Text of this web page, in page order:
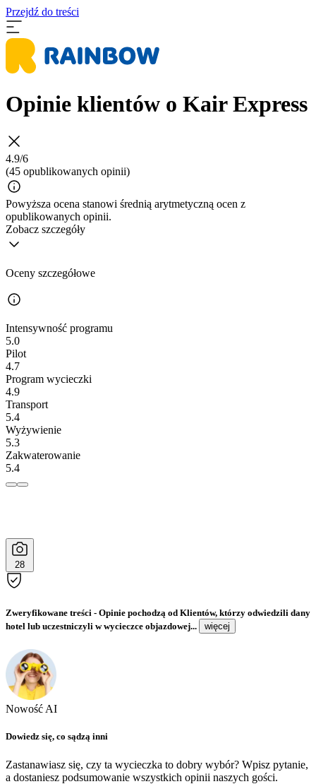
Przejdź do treści
Opinie klientów o Kair Express
4.9/6
(45 opublikowanych opinii)
Powyższa ocena stanowi średnią arytmetyczną ocen z
opublikowanych opinii.
Zobacz szczegóły
Oceny szczegółowe
Intensywność programu
5.0
Pilot
4.7
Program wycieczki
4.9
Transport
5.4
Wyżywienie
5.3
Zakwaterowanie
5.4
28
Zweryfikowane treści - Opinie pochodzą od Klientów, którzy odwiedzili dany
hotel lub uczestniczyli w wycieczce objazdowej...
więcej
Nowość AI
Dowiedz się, co sądzą inni
Zastanawiasz się, czy ta wycieczka to dobry wybór? Wpisz pytanie,
a dostaniesz podsumowanie wszystkich opinii naszych gości.